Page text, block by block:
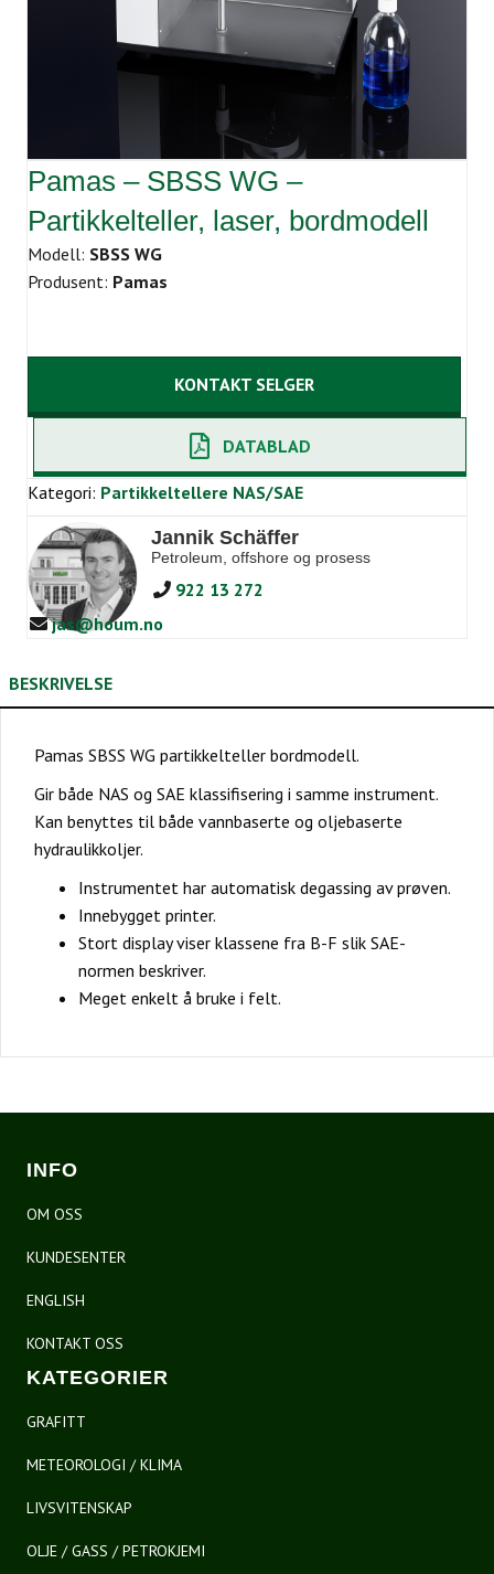
Pamas – SBSS WG –
Partikkelteller, laser, bordmodell
Modell: SBSS WG
Produsent: Pamas
KONTAKT SELGER
DATABLAD
Kategori: Partikkeltellere NAS/SAE
Jannik Schäffer
Petroleum, offshore og prosess
922 13 272
jas@houm.no
BESKRIVELSE
Pamas SBSS WG partikkelteller bordmodell.
Gir både NAS og SAE klassifisering i samme instrument.
Kan benyttes til både vannbaserte og oljebaserte
hydraulikkoljer.
Instrumentet har automatisk degassing av prøven.
Innebygget printer.
Stort display viser klassene fra B-F slik SAE-
normen beskriver.
Meget enkelt å bruke i felt.
INFO
OM OSS
KUNDESENTER
ENGLISH
KONTAKT OSS
KATEGORIER
GRAFITT
METEOROLOGI / KLIMA
LIVSVITENSKAP
OLJE / GASS / PETROKJEMI